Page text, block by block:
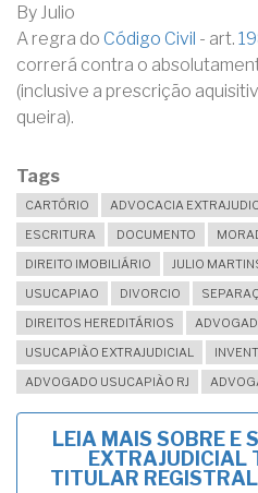
By Julio
A regra do Código Civil - art.
correrá contra o
(inclusive a prescrição
queira).
Tags
CARTÓRIO ADVOCACIA
ESCRITURA
DOCUMENTO
DIREITO IMOBILIÁRIO
JULIO
USUCAPIAO
DIVORCIO
DIREITOS HEREDITÁRIOS
USUCAPIÃO EXTRAJUDICIAL
ADVOGADO USUCAPIÃO RJ
LEIA MAIS SOBRE E
EXTRAJUDICIAL
TITULAR